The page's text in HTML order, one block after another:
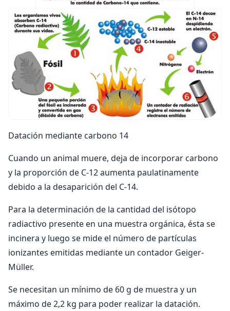
Datación mediante carbono 14
Cuando un animal muere, deja de incorporar carbono
y la proporción de C-12 aumenta paulatinamente
debido a la desaparición del C-14.
Para la determinación de la cantidad del isótopo
radiactivo presente en una muestra orgánica, ésta se
incinera y luego se mide el número de partículas
ionizantes emitidas mediante un contador Geiger-
Müller.
Se necesitan un mínimo de 60 g de muestra y un
máximo de 2,2 kg para poder realizar la datación.